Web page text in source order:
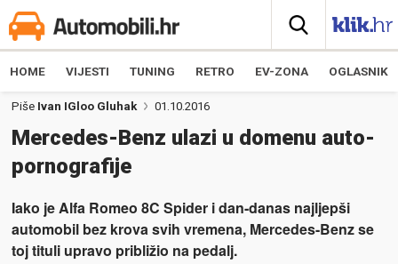
HOME VIJESTI TUNING RETRO EV-ZONA OGLASNIK
Piše Ivan IGloo Gluhak 01.10.2016
Mercedes-Benz ulazi u domenu auto-
pornografije
Iako je Alfa Romeo 8C Spider i dan-danas najljepši
automobil bez krova svih vremena, Mercedes-Benz se
toj tituli upravo približio na pedalj.